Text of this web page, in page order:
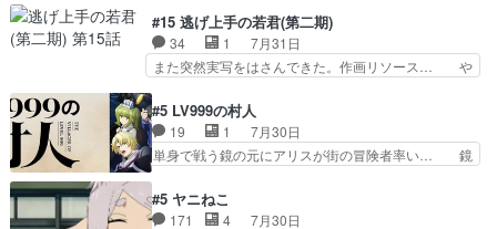
し良い話化け猫は油が好物… 今回はあかやし1体
のみで15分。金持ちの… 今更だけど霊が性行為
で祓えることは何とな…
人物が増えてわいわいしたところが好き… 初コミ
ティアで２０冊刷りは妥当だよね。俺… 藤森さん
のママ向けの漫画で、また涙腺が⋯… 〜漫画に
「想い」をこめよう｣娘に漫画であ… 何回この作
てコミティアっていいなあ。同… コミティア参加
のしおりを徹夜で作る先生(… お母さん、娘にあ
んな漫画描かれたら泣いち…
#15 逃げ上手の若君(第二期)
34 1
7月31日
また突然実写をはさんできた。作画リソース… や
歳まで童貞だと魔法使いになれるという… こっち
の諏訪の三大将もまたクセが強いw色… 頼重が完
全にブレーンだよね毎回敵キャラが… 弧次郎「欲
を我慢して強くなれるなら大飯食… 変化球な演出
ていただきました！最終的に… この高らかなDT
#5 LV999の村人
19 1
7月30日
単身で戦う鏡の元にアリスが街の冒険者率い… 鏡
なががんばってくれたアリスの父ちゃん… 成長限
界が999である村人と定めた上位存… 大規模バト
#5 ヤニねこ
171 4
7月30日